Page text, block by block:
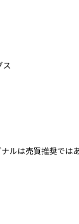
ス
ルは売買推奨では